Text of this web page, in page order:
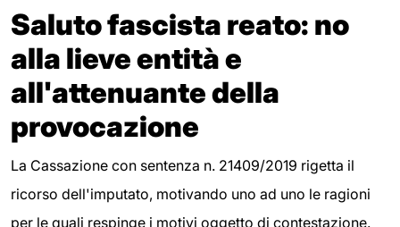
Saluto fascista reato: no
alla lieve entità e
all'attenuante della
provocazione
La Cassazione con sentenza n. 21409/2019 rigetta il
ricorso dell'imputato, motivando uno ad uno le ragioni
per le quali respinge i motivi oggetto di contestazione.